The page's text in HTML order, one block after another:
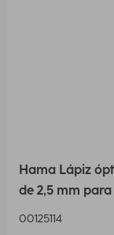
Hama Lápiz
de 2,5 mm
00125114